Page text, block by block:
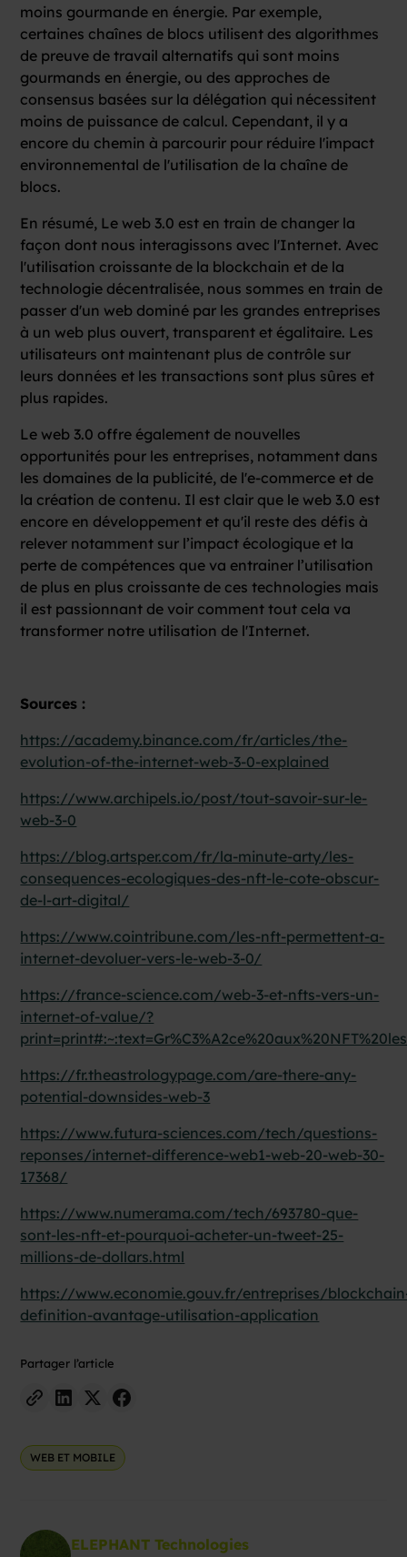
moins gourmande en énergie. Par exemple,
certaines chaînes de blocs utilisent des algorithmes
de preuve de travail alternatifs qui sont moins
gourmands en énergie, ou des approches de
consensus basées sur la délégation qui nécessitent
moins de puissance de calcul. Cependant, il y a
encore du chemin à parcourir pour réduire l'impact
environnemental de l'utilisation de la chaîne de
blocs.
En résumé, Le web 3.0 est en train de changer la
façon dont nous interagissons avec l'Internet. Avec
l'utilisation croissante de la blockchain et de la
technologie décentralisée, nous sommes en train de
passer d'un web dominé par les grandes entreprises
à un web plus ouvert, transparent et égalitaire. Les
utilisateurs ont maintenant plus de contrôle sur
leurs données et les transactions sont plus sûres et
plus rapides.
Le web 3.0 offre également de nouvelles
opportunités pour les entreprises, notamment dans
les domaines de la publicité, de l'e-commerce et de
la création de contenu. Il est clair que le web 3.0 est
encore en développement et qu'il reste des défis à
relever notamment sur l’impact écologique et la
perte de compétences que va entrainer l’utilisation
de plus en plus croissante de ces technologies mais
il est passionnant de voir comment tout cela va
transformer notre utilisation de l'Internet.
Sources :
https://academy.binance.com/fr/articles/the-
evolution-of-the-internet-web-3-0-explained
https://www.archipels.io/post/tout-savoir-sur-le-
web-3-0
https://blog.artsper.com/fr/la-minute-arty/les-
consequences-ecologiques-des-nft-le-cote-obscur-
de-l-art-digital/
https://www.cointribune.com/les-nft-permettent-a-
internet-devoluer-vers-le-web-3-0/
https://france-science.com/web-3-et-nfts-vers-un-
internet-of-value/?
https://fr.theastrologypage.com/are-there-any-
potential-downsides-web-3
https://www.futura-sciences.com/tech/questions-
reponses/internet-difference-web1-web-20-web-30-
17368/
https://www.numerama.com/tech/693780-que-
sont-les-nft-et-pourquoi-acheter-un-tweet-25-
millions-de-dollars.html
https://www.economie.gouv.fr/entreprises/
definition-avantage-utilisation-application
Partager l’article
WEB ET MOBILE
ELEPHANT Technologies